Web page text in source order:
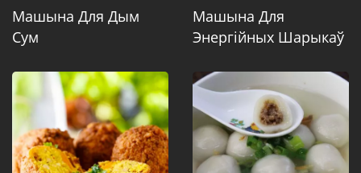
Машына Для Дым
Сум
Машына Для
Энергійных Шарыкаў